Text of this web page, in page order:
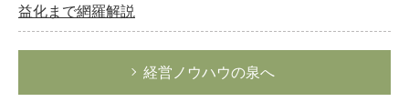
益化まで網羅解説
経営ノウハウの泉へ